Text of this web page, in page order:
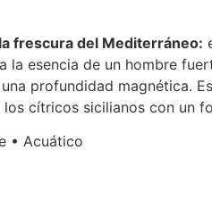
frescura del Mediterráneo:
la esencia de un hombre
profundidad magnética.
cítricos sicilianos con un
• Acuático